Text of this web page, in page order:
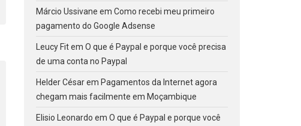
Márcio Ussivane em Como recebi meu primeiro
pagamento do Google Adsense
Leucy Fitem O que é Paypal e porque você precisa
de uma conta no Paypal
Helder Césarem Pagamentos da Internet agora
chegam mais facilmente em Moçambique
Elisio Leonardo em O que é Paypal e porque você